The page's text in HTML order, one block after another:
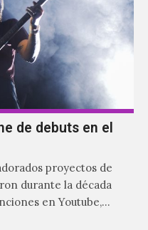
de debuts en el
proyectos de
durante la década
en Youtube,